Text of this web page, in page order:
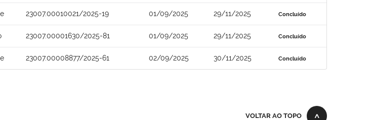
23007.00010021/2025-19 01/09/2025 29/11/2025 Concluído
23007.00001630/2025-81 01/09/2025 29/11/2025 Concluído
23007.00008877/2025-61 02/09/2025 30/11/2025 Concluído
VOLTAR AO TOPO